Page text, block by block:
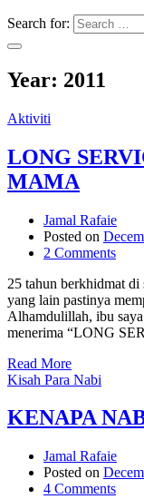
Search for:
Year: 2011
Aktiviti
LONG
MAMA
Jamal Rafaie
Posted on
2 Comments
25 tahun berkhidmat di
yang lain pastinya
Alhamdulillah, ibu
menerima “LONG
Read More
Kisah Para Nabi
KENAPA
Jamal Rafaie
Posted on
4 Comments